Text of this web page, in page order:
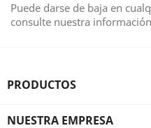
Puede darse de baja en
consulte nuestra
PRODUCTOS
NUESTRA EMPRESA